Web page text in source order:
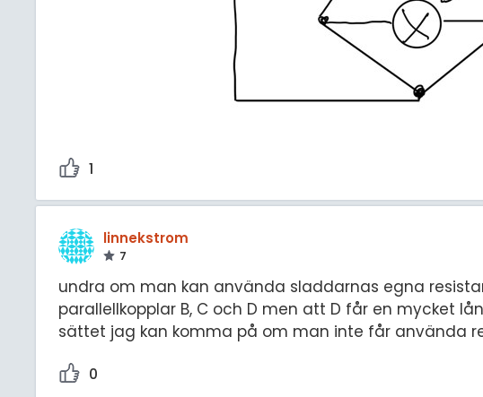
1
linnekstrom
7
undra om man kan använda sladdarnas egna
parallellkopplar B, C och D men att D får en mycket
sättet jag kan komma på om man inte får använda
0